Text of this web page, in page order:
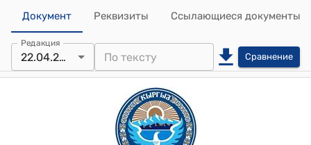
Документ Реквизиты Ссылающиеся документы
Редакция
22.04.2013 Сравнение